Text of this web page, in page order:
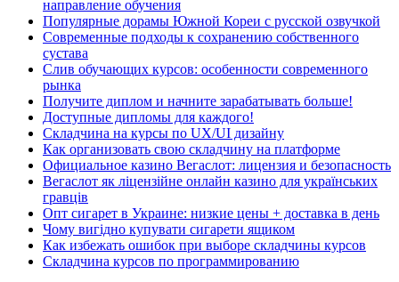
направление обучения
Популярные дорамы Южной Кореи с русской озвучкой
Современные подходы к сохранению собственного
сустава
Слив обучающих курсов: особенности современного
рынка
Получите диплом и начните зарабатывать больше!
Доступные дипломы для каждого!
Складчина на курсы по UX/UI дизайну
Как организовать свою складчину на платформе
Официальное казино Вегаслот: лицензия и безопасность
Вегаслот як ліцензійне онлайн казино для українських
гравців
Опт сигарет в Украине: низкие цены + доставка в день
Чому вигідно купувати сигарети ящиком
Как избежать ошибок при выборе складчины курсов
Складчина курсов по программированию